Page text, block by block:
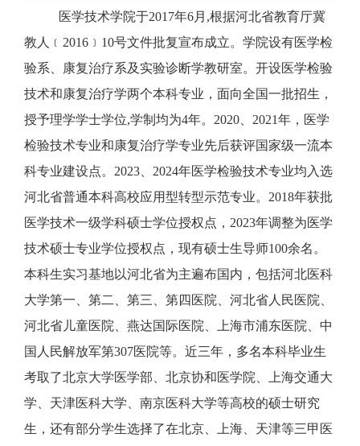
医学技术学院于2017年6月,根据河北省教育厅冀
教人 ﹝ 2016﹞10号文件批复宣布成立。学院设有医学检
验系、康复治疗系及实验诊断学教研室。开设医学检验
技术和康复治疗学两个本科专业 ， 面向全国一批招生，
授予理学学士学位,学制均为4年。 2020、2021年，医学
检验技术专业和康复治疗学专业先后获评国家级一流本
科专业建设点。 2023、2024年医学检验技术专业均 入选
河北省普通本科高校应用型转型示范专业。 2018年获批
医学技术一级学科硕士学位授权点 ， 2023年调整为医学
技术硕士专业学位授权点，现有硕士生导师100余名。
本科生实习基地以河北省为主遍布国内，包括河北医科
大学第一、第二、第三、第四医院、河北省人民医院、
河北省儿童医院、燕达国际医院、上海市浦东医院、中
国人民解放军第307医院等。近三年，多名本科毕业生
考取了北京大学医学部、北京协和医学院、
上海交通大
学、 天津医科大学、南京医科大学等高校的硕士研究
生，还有部分学生选择了在北京、上海、天津等三甲医